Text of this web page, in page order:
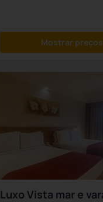
Mostrar preços
Luxo Vista mar e